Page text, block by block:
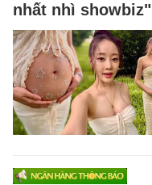
nhất nhì showbiz"